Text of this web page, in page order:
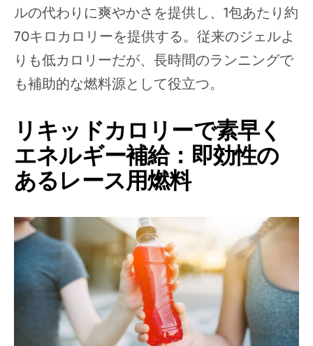
ルの代わりに爽やかさを提供し、1包あたり約
70キロカロリーを提供する。従来のジェルよ
りも低カロリーだが、長時間のランニングで
も補助的な燃料源として役立つ。
リキッドカロリーで素早く
エネルギー補給：即効性の
あるレース用燃料